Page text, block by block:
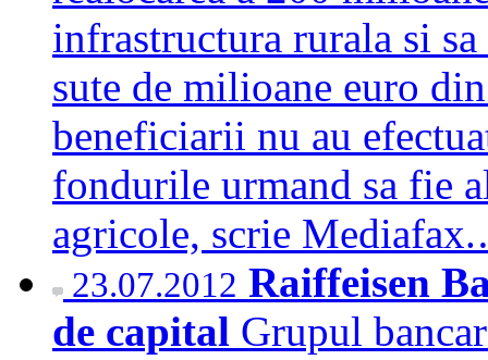
infrastructura rurala si
sute de milioane euro
beneficiarii nu au
fondurile urmand sa fie
agricole, scrie
23.07.2012 Raiffeisen
de capital Grupul